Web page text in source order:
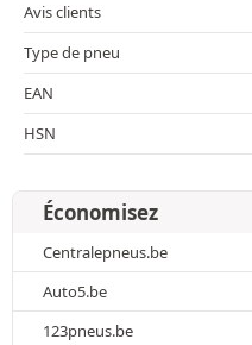
Avis clients
Type de pneu
EAN
HSN
Économisez
Centralepneus.be
Auto5.be
123pneus.be